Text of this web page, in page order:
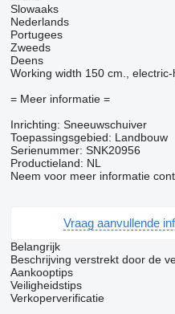
Slowaaks
Nederlands
Portugees
Zweeds
Deens
Working width 150 cm.,
= Meer informatie =
Inrichting: Sneeuwschuiver
Toepassingsgebied: Landbouw
Serienummer: SNK20956
Productieland: NL
Neem voor meer informatie
Vraag aanvullende
Belangrijk
Beschrijving verstrekt door de
Aankooptips
Veiligheidstips
Verkoperverificatie